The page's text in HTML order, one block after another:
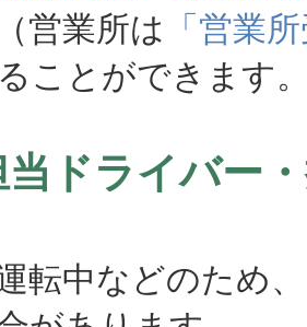
業所は 「営業
ことができます
当ドライバー
転中などのため